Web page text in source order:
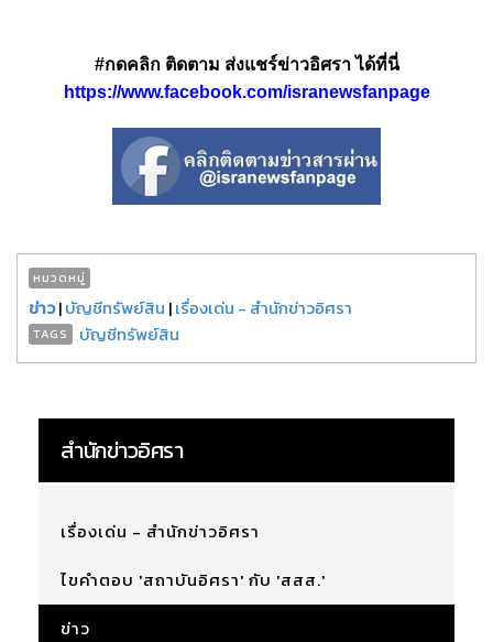
#กดคลิก ติดตาม ส่งแชร์ข่าวอิศรา ได้ที่นี่
https://www.facebook.com/isranewsfanpage
หมวดหมู่
ข่าว|บัญชีทรัพย์สิน |เรื่องเด่น - สำนักข่าวอิศรา
TAGS บัญชีทรัพย์สิน
สำนักข่าวอิศรา
เรื่องเด่น - สำนักข่าวอิศรา
ไขคำตอบ 'สถาบันอิศรา' กับ 'สสส.'
ข่าว